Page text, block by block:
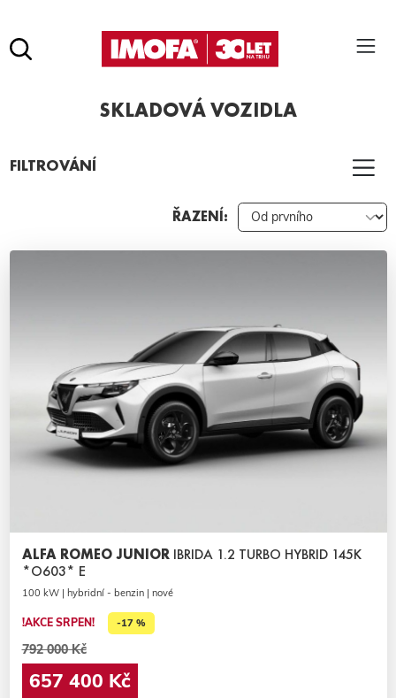
Pro vyhledávání zadejte alespoň 3 znaky.
SKLADOVÁ VOZIDLA
FILTROVÁNÍ
ŘAZENÍ:
ALFA ROMEO JUNIOR IBRIDA 1.2 TURBO HYBRID 145K
*O603* E
100 kW | hybridní - benzin | nové
!AKCE SRPEN! -17 %
792 000 Kč
657 400 Kč